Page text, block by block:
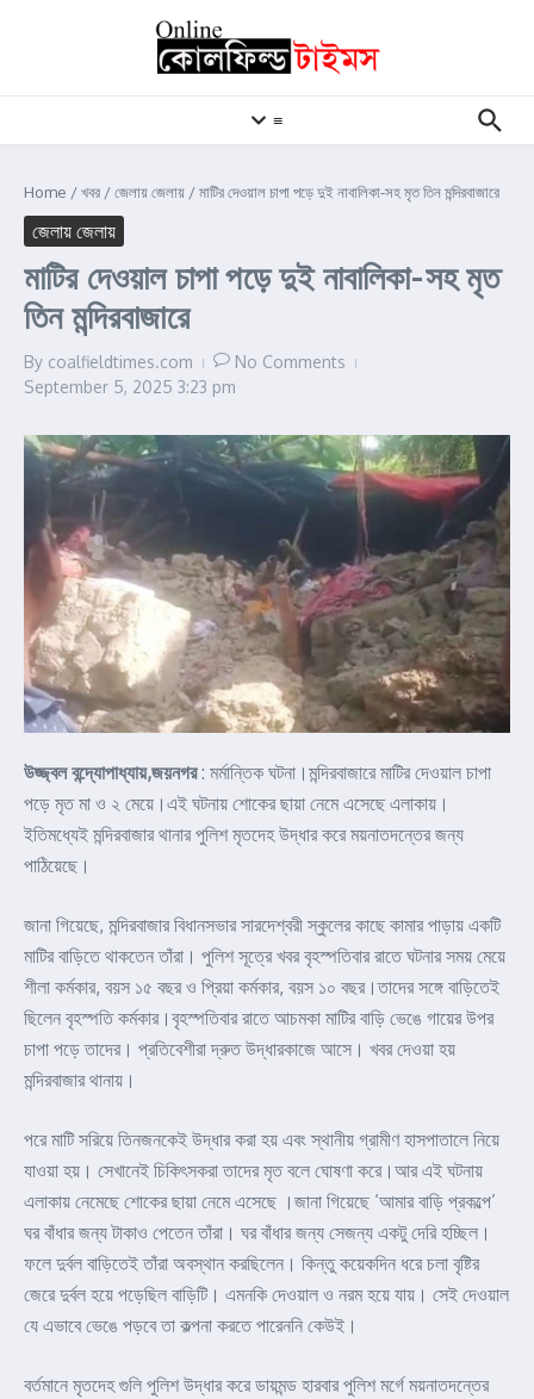
≡
Home /খবর /জেলায় জেলায় /মাটির দেওয়াল চাপা পড়ে দুই নাবালিকা-সহ মৃত তিন মন্দিরবাজারে
জেলায় জেলায়
মাটির দেওয়াল চাপা পড়ে দুই নাবালিকা-সহ মৃত
তিন মন্দিরবাজারে
By coalfieldtimes.com
No Comments
September 5, 2025 3:23 pm
উজ্জ্বল বন্দ্যোপাধ্যায়,জয়নগর: মর্মান্তিক ঘটনা।মন্দিরবাজারে মাটির দেওয়াল চাপা
পড়ে মৃত মা ও ২ মেয়ে।এই ঘটনায় শোকের ছায়া নেমে এসেছে এলাকায়।
ইতিমধ্যেই মন্দিরবাজার থানার পুলিশ মৃতদেহ উদ্ধার করে ময়নাতদন্তের জন্য
পাঠিয়েছে।
জানা গিয়েছে, মন্দিরবাজার বিধানসভার সারদেশ্বরী স্কুলের কাছে কামার পাড়ায় একটি
মাটির বাড়িতে থাকতেন তাঁরা। পুলিশ সূত্রে খবর বৃহস্পতিবার রাতে ঘটনার সময় মেয়ে
শীলা কর্মকার, বয়স ১৫ বছর ও প্রিয়া কর্মকার, বয়স ১০ বছর।তাদের সঙ্গে বাড়িতেই
ছিলেন বৃহস্পতি কর্মকার।বৃহস্পতিবার রাতে আচমকা মাটির বাড়ি ভেঙে গায়ের উপর
চাপা পড়ে তাদের। প্রতিবেশীরা দ্রুত উদ্ধারকাজে আসে। খবর দেওয়া হয়
মন্দিরবাজার থানায়।
পরে মাটি সরিয়ে তিনজনকেই উদ্ধার করা হয় এবং স্থানীয় গ্রামীণ হাসপাতালে নিয়ে
যাওয়া হয়। সেখানেই চিকিৎসকরা তাদের মৃত বলে ঘোষণা করে।আর এই ঘটনায়
এলাকায় নেমেছে শোকের ছায়া নেমে এসেছে ।জানা গিয়েছে ‘আমার‌ বাড়ি প্রকল্পে’
ঘর বাঁধার জন্য টাকাও পেতেন তাঁরা। ঘর বাঁধার জন্য সেজন্য একটু দেরি হচ্ছিল।
ফলে দুর্বল বাড়িতেই তাঁরা অবস্থান করছিলেন। কিন্তু কয়েকদিন ধরে চলা বৃষ্টির
জেরে দুর্বল হয়ে পড়েছিল বাড়িটি। এমনকি দেওয়াল ও নরম হয়ে যায়। সেই দেওয়াল
যে এভাবে ভেঙে পড়বে তা কল্পনা করতে পারেননি কেউই।
বর্তমানে মৃতদেহ গুলি পুলিশ উদ্ধার করে ডায়মন্ড হারবার পুলিশ মর্গে ময়নাতদন্তের